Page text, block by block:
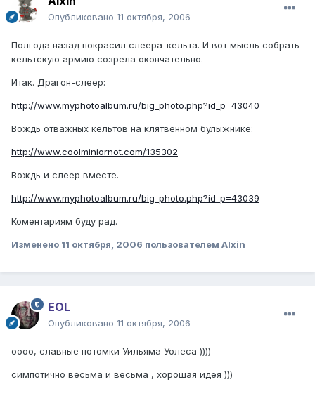
Опубликовано 11 октября, 2006
Полгода назад покрасил слеера-кельта. И вот мысль собрать
кельтскую армию созрела окончательно.
Итак. Драгон-слеер:
http://www.myphotoalbum.ru/big_photo.php?id_p=43040
Вождь отважных кельтов на клятвенном булыжнике:
http://www.coolminiornot.com/135302
Вождь и слеер вместе.
http://www.myphotoalbum.ru/big_photo.php?id_p=43039
Коментариям буду рад.
Изменено 11 октября, 2006 пользователем Alxin
EOL
Опубликовано 11 октября, 2006
оооо, славные потомки Уильяма Уолеса ))))
симпотично весьма и весьма , хорошая идея )))